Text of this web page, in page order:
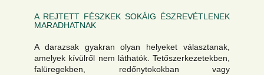
A REJTETT FÉSZKEK SOKÁIG ÉSZREVÉTLENEK
MARADHATNAK
A darazsak gyakran olyan helyeket választanak,
amelyek kívülről nem láthatók. Tetőszerkezetekben,
falüregekben, redőnytokokban vagy